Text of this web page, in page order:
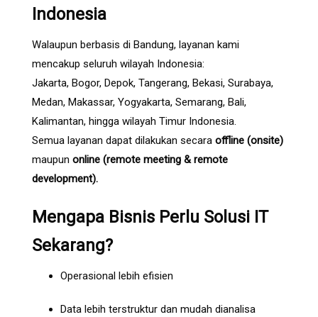
Indonesia
Walaupun berbasis di Bandung, layanan kami
mencakup seluruh wilayah Indonesia:
Jakarta, Bogor, Depok, Tangerang, Bekasi, Surabaya,
Medan, Makassar, Yogyakarta, Semarang, Bali,
Kalimantan, hingga wilayah Timur Indonesia.
Semua layanan dapat dilakukan secara offline (onsite)
maupun online (remote meeting & remote
development).
Mengapa Bisnis Perlu Solusi IT
Sekarang?
Operasional lebih efisien
Data lebih terstruktur dan mudah dianalisa